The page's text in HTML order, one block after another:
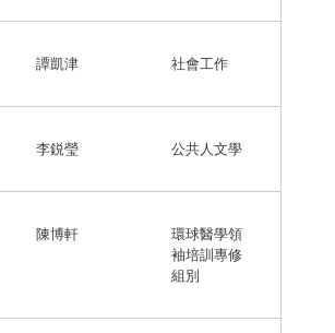
譚凱津 社會工作
李鋭瑩 公共人文學
陳博軒
環球醫學領
袖培訓專修
組別